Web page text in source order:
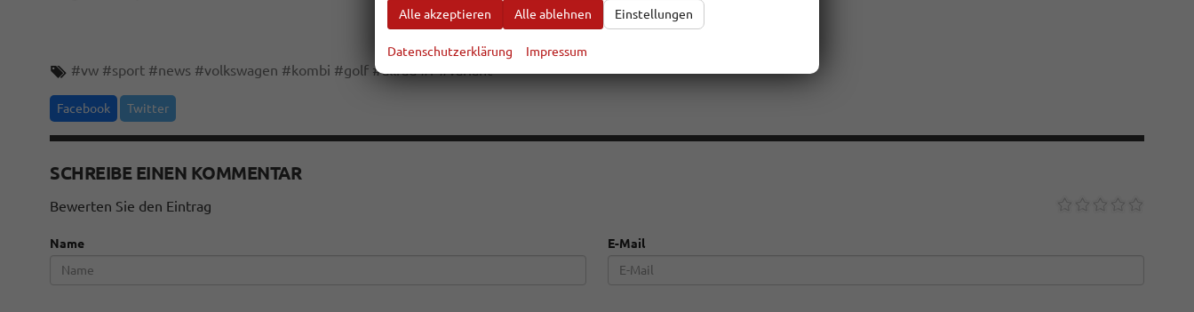
#vw #sport #news #volkswagen #kombi #golf #allrad #r #variant
Facebook Twitter
SCHREIBE EINEN KOMMENTAR
Bewerten Sie den Eintrag
Name E-Mail
Alle akzeptieren Alle ablehnen Einstellungen
Datenschutzerklärung Impressum